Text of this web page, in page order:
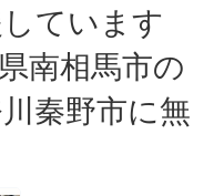
ています
南相馬市の
秦野市に無